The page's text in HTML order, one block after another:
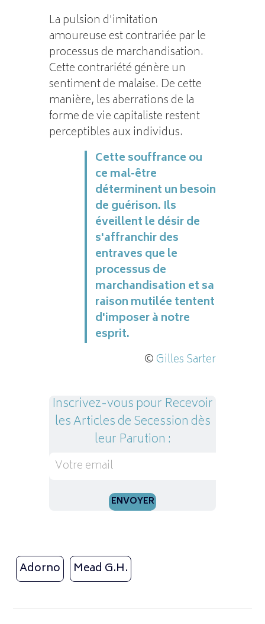
La pulsion d'imitation
amoureuse est contrariée par le
processus de marchandisation.
Cette contrariété génère un
sentiment de malaise. De cette
manière, les aberrations de la
forme de vie capitaliste restent
perceptibles aux individus.
Cette souffrance ou
ce mal-être
déterminent un besoin
de guérison. Ils
éveillent le désir de
s'affranchir des
entraves que le
processus de
marchandisation et sa
raison mutilée tentent
d'imposer à notre
esprit.
©Gilles Sarter
Inscrivez-vous pour Recevoir
les Articles de Secession dès
leur Parution :
Adorno Mead G.H.